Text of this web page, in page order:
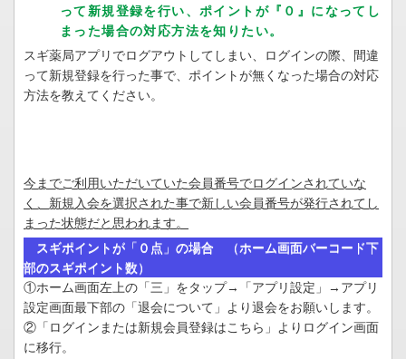
って新規登録を行い、ポイントが『０』になってし
まった場合の対応方法を知りたい。
スギ薬局アプリでログアウトしてしまい、ログインの際、間違
って新規登録を行った事で、ポイントが無くなった場合の対応
方法を教えてください。
今までご利用いただいていた会員番号でログインされていな
く、新規入会を選択された事で新しい会員番号が発行されてし
まった状態だと思われます。
スギポイントが「０点」の場合 （ホーム画面バーコード下
部のスギポイント数）
①ホーム画面左上の「三」をタップ→「アプリ設定」→アプリ
設定画面最下部の「退会について」より退会をお願いします。
②「ログインまたは新規会員登録はこちら」よりログイン画面
に移行。